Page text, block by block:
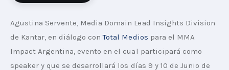
Agustina Servente, Media Domain Lead Insights Division
de Kantar, en diálogo con Total Medios para el MMA
Impact Argentina, evento en el cual participará como
speaker y que se desarrollará los días 9 y 10 de Junio de